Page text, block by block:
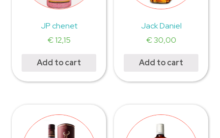
JP chenet
€12,15
Add to cart
Jack Daniel
€30,00
Add to cart